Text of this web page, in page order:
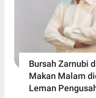
Bursah Zarnubi
Makan Malam
Leman